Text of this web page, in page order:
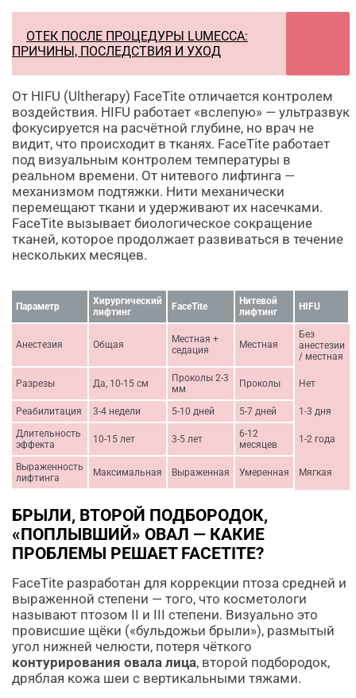
ОТЕК ПОСЛЕ ПРОЦЕДУРЫ LUMECCA:
ПРИЧИНЫ, ПОСЛЕДСТВИЯ И УХОД
От HIFU (Ultherapy) FaceTite отличается контролем
воздействия. HIFU работает «вслепую» — ультразвук
фокусируется на расчётной глубине, но врач не
видит, что происходит в тканях. FaceTite работает
под визуальным контролем температуры в
реальном времени. От нитевого лифтинга —
механизмом подтяжки. Нити механически
перемещают ткани и удерживают их насечками.
FaceTite вызывает биологическое сокращение
тканей, которое продолжает развиваться в течение
нескольких месяцев.
Параметр
Хирургический
лифтинг
FaceTite
Нитевой
лифтинг
HIFU
Анестезия Общая
Местная +
седация
Местная
Без
анестезии
/ местная
Разрезы Да, 10-15 см
Проколы 2-3
мм
Проколы Нет
Реабилитация 3-4 недели 5-10 дней 5-7 дней
1-3 дня
Длительность
эффекта
10-15 лет 3-5 лет
6-12
месяцев
1-2 года
Выраженность
лифтинга
Максимальная Выраженная Умеренная Мягкая
БРЫЛИ, ВТОРОЙ ПОДБОРОДОК,
«ПОПЛЫВШИЙ» ОВАЛ — КАКИЕ
ПРОБЛЕМЫ РЕШАЕТ FACETITE?
FaceTite разработан для коррекции птоза средней и
выраженной степени — того, что косметологи
называют птозом II и III степени. Визуально это
провисшие щёки («бульдожьи брыли»), размытый
угол нижней челюсти, потеря чёткого
контурирования овала лица, второй подбородок,
дряблая кожа шеи с вертикальными тяжами.